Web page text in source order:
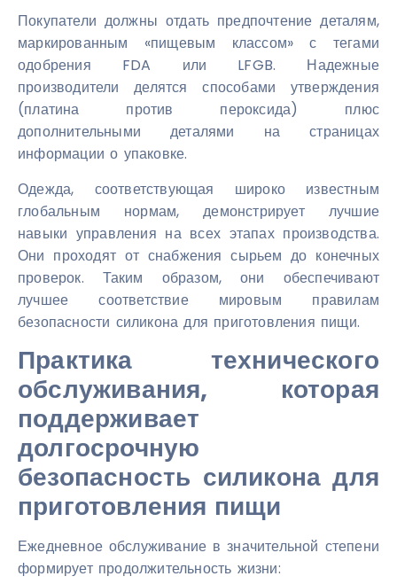
Покупатели должны отдать предпочтение деталям,
маркированным «пищевым классом» с тегами
одобрения FDA или LFGB. Надежные
производители делятся способами утверждения
(платина против пероксида) плюс
дополнительными деталями на страницах
информации о упаковке.
Одежда, соответствующая широко известным
глобальным нормам, демонстрирует лучшие
навыки управления на всех этапах производства.
Они проходят от снабжения сырьем до конечных
проверок. Таким образом, они обеспечивают
лучшее соответствие мировым правилам
безопасности силикона для приготовления пищи.
Практика технического
обслуживания, которая
поддерживает
долгосрочную
безопасность силикона для
приготовления пищи
Ежедневное обслуживание в значительной степени
формирует продолжительность жизни: